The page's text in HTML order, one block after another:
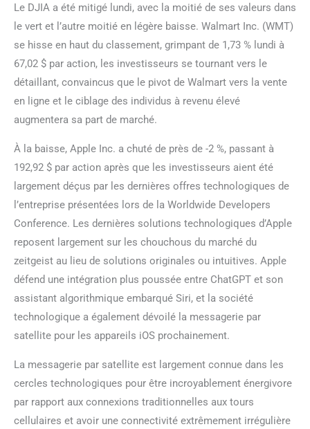
Le DJIA a été mitigé lundi, avec la moitié de ses valeurs dans
le vert et l’autre moitié en légère baisse. Walmart Inc. (WMT)
se hisse en haut du classement, grimpant de 1,73 % lundi à
67,02 $ par action, les investisseurs se tournant vers le
détaillant, convaincus que le pivot de Walmart vers la vente
en ligne et le ciblage des individus à revenu élevé
augmentera sa part de marché.
À la baisse, Apple Inc. a chuté de près de -2 %, passant à
192,92 $ par action après que les investisseurs aient été
largement déçus par les dernières offres technologiques de
l’entreprise présentées lors de la Worldwide Developers
Conference. Les dernières solutions technologiques d’Apple
reposent largement sur les chouchous du marché du
zeitgeist au lieu de solutions originales ou intuitives. Apple
défend une intégration plus poussée entre ChatGPT et son
assistant algorithmique embarqué Siri, et la société
technologique a également dévoilé la messagerie par
satellite pour les appareils iOS prochainement.
La messagerie par satellite est largement connue dans les
cercles technologiques pour être incroyablement énergivore
par rapport aux connexions traditionnelles aux tours
cellulaires et avoir une connectivité extrêmement irrégulière